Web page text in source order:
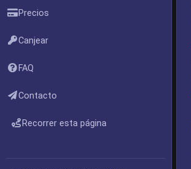
Precios
Canjear
FAQ
Contacto
Recorrer esta página